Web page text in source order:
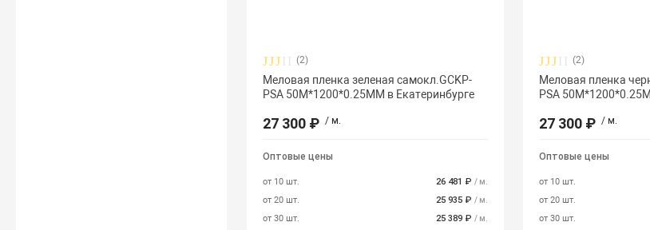
(2)
Меловая пленка зеленая самокл.GCKP-
PSA 50M*1200*0.25MM в Екатеринбурге
27 300 ₽ / м.
Оптовые цены
от 10 шт. 26 481 ₽/ м.
от 20 шт. 25 935 ₽/ м.
от 30 шт. 25 389 ₽/ м.
(2)
Меловая пленка
PSA
27 300 ₽ / м.
Оптовые цены
от 10 шт.
от 20 шт.
от 30 шт.